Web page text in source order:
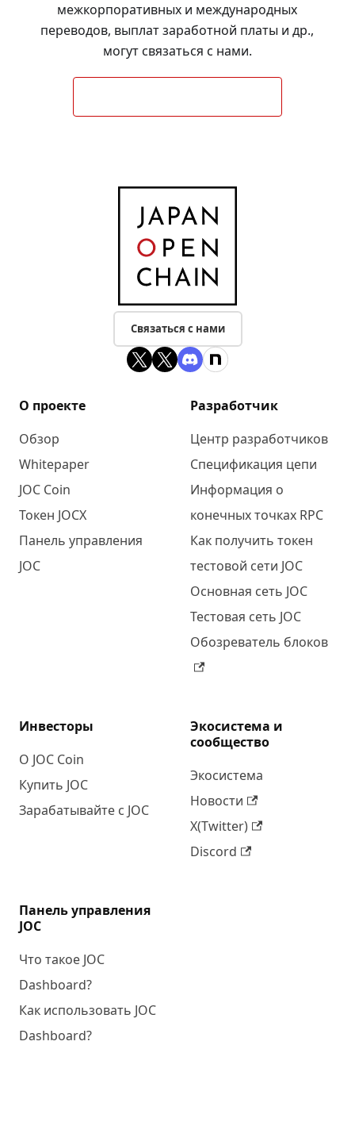
межкорпоративных и международных
переводов, выплат заработной платы и др.,
могут связаться с нами.
Связаться с нами
О проекте
Обзор
Whitepaper
JOC Coin
Токен JOCX
Панель управления
JOC
Разработчик
Центр разработчиков
Спецификация цепи
Информация о
конечных точках RPC
Как получить токен
тестовой сети JOC
Основная сеть JOC
Тестовая сеть JOC
Обозреватель блоков
Инвесторы
О JOC Coin
Купить JOC
Зарабатывайте с JOC
Экосистема и
сообщество
Экосистема
Новости
X(Twitter)
Discord
Панель управления
JOC
Что такое JOC
Dashboard?
Как использовать JOC
Dashboard?